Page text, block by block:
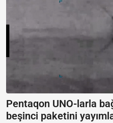
Pentaqon UNO-larla
beşinci paketini